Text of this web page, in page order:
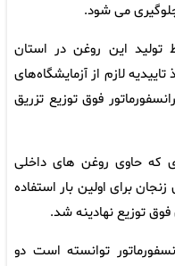
تولید این روغن در استان
لازم از آزمایشگاه‌های
فوق توزیع تزریق
که حاوی روغن های داخلی
برای اولین بار استفاده
توزیع نهادینه شد.
توانسته است دو